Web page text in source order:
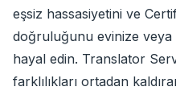
eşsiz hassasiyetini ve
doğruluğunu evinize
hayal edin. Translator
farklılıkları ortadan